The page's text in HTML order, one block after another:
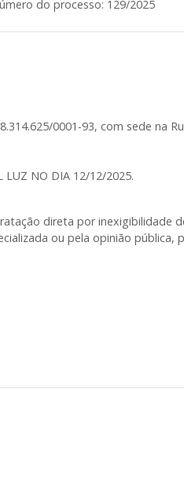
do processo: 129/2025
0001-93, com sede na
LUZ NO DIA 12/12/2025.
direta por
ou pela opinião pública,